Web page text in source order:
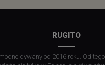
RUGITO
dywany od 2016 roku. Od